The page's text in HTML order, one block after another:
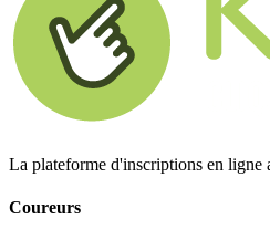
La plateforme d'inscriptions en ligne
Coureurs